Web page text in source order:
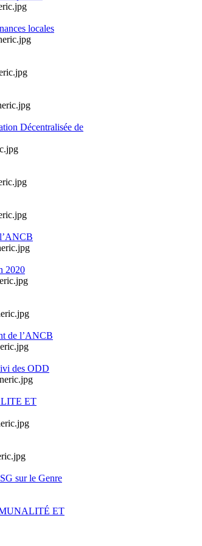
locales
Décentralisée de
2020
de l’ANCB
des ODD
ET
sur le Genre
ET